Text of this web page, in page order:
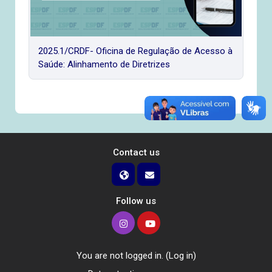
2025.1/CRDF- Oficina de Regulação de Acesso à
Saúde: Alinhamento de Diretrizes
Contact us
Follow us
You are not logged in. (Log in)